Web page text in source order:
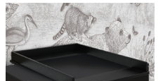
Op voorraad